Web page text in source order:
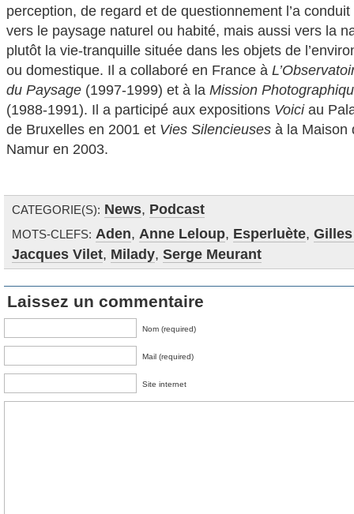
perception, de regard et de questionnement l’a
vers le paysage naturel ou habité, mais aussi vers la
plutôt la vie-tranquille située dans les objets de
ou domestique. Il a collaboré en France à
du Paysage (1997-1999) et à la Mission
(1988-1991). Il a participé aux expositions Voiciau
de Bruxelles en 2001 et Vies Silencieuses à la Maison
Namur en 2003.
CATEGORIE(S): News, Podcast
MOTS-CLEFS: Aden, Anne Leloup, Esperluète,
Jacques Vilet, Milady, Serge Meurant
Laissez un commentaire
Nom (required)
Mail (required)
Site internet